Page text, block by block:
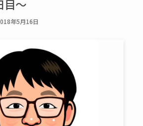
目～
年5月16日